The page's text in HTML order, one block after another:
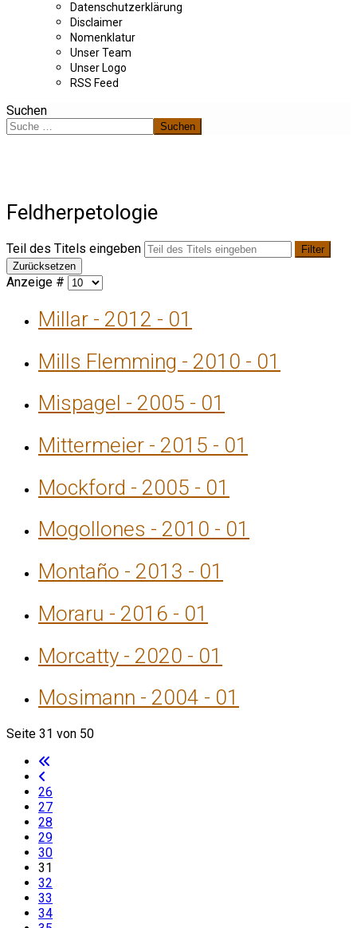
Datenschutzerklärung
Disclaimer
Nomenklatur
Unser Team
Unser Logo
RSS Feed
Suchen
Suchen
Feldherpetologie
Teil des Titels eingeben
Filter
Zurücksetzen
Anzeige #
Millar - 2012 - 01
Mills Flemming - 2010 - 01
Mispagel - 2005 - 01
Mittermeier - 2015 - 01
Mockford - 2005 - 01
Mogollones - 2010 - 01
Montaño - 2013 - 01
Moraru - 2016 - 01
Morcatty - 2020 - 01
Mosimann - 2004 - 01
Seite 31 von 50
26
27
28
29
30
31
32
33
34